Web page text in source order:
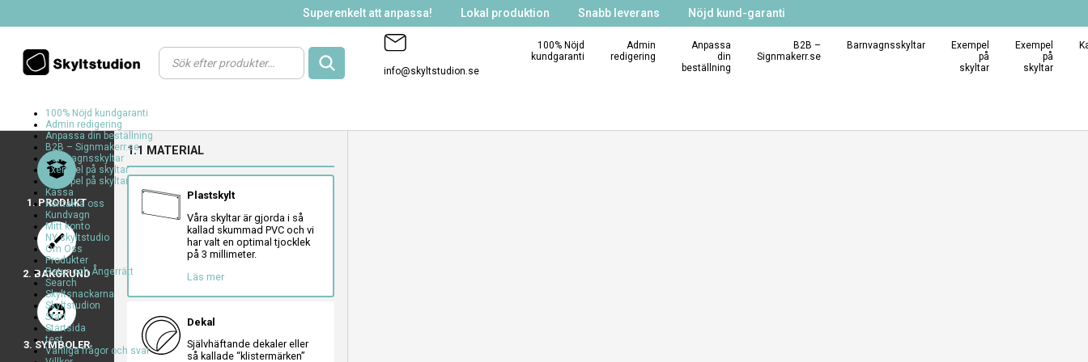
Superenkelt att anpassa! Lokal produktion Snabb leverans Nöjd kund-garanti
Products
search
info@skyltstudion.se
100% Nöjd
kundgaranti
Admin
redigering
Anpassa
din
beställning
B2B –
Signmakerr.se
Barnvagnsskyltar
Exempel
på
skyltar
Exempel
på
skyltar
100% Nöjd kundgaranti
Admin redigering
Anpassa din beställning
B2B – Signmakerr.se
Barnvagnsskyltar
Exempel på skyltar
Exempel på skyltar
Kassa
Kontakta oss
Kundvagn
Mitt konto
NY skyltstudio
Om Oss
Produkter
Retur och Ångerrätt
Search
Skyltsnackarna
Skyltstudion
Start
Startsida
test
Vanliga frågor och svar
1. PRODUKT
brush
2. BAKGRUND
face
3. SYMBOLER
1.1 MATERIAL
Plastskylt
Våra skyltar är gjorda i så
kallad skummad PVC och vi
har valt en optimal tjocklek
på 3 millimeter.
Läs mer
Dekal
Självhäftande dekaler eller
så kallade “klistermärken”